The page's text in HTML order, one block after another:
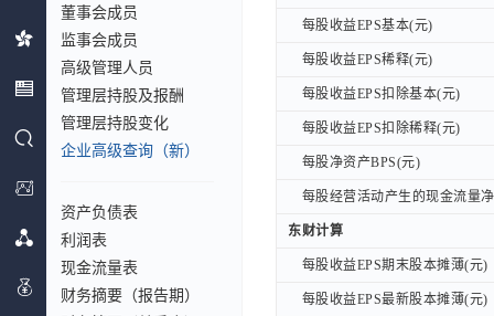
董事会成员
监事会成员
高级管理人员
管理层持股及报酬
管理层持股变化
企业高级查询（新）
资产负债表
利润表
现金流量表
财务摘要（报告期）
每股收益EPS基本(元)
每股收益EPS稀释(元)
每股收益EPS扣除基本(元)
每股收益EPS扣除稀释(元)
每股净资产BPS(元)
每股经营活动产生的现金流量
东财计算
每股收益EPS期末股本摊薄(元)
每股收益EPS最新股本摊薄(元)
每股收益EPS基本(元)
每股收益EPS稀释(元)
每股收益EPS扣除基本(元)
每股收益EPS扣除稀释(元)
每股净资产BPS(元)
每股经营活动产生的现金流量
东财计算
每股收益EPS期末股本摊薄(元)
每股收益EPS最新股本摊薄(元)